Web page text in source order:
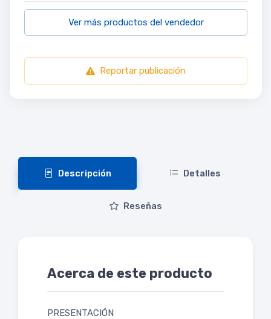
Ver más productos del vendedor
Reportar publicación
Descripción Detalles
Reseñas
Acerca de este producto
PRESENTACIÓN